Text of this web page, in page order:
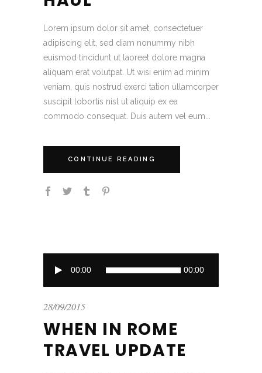
Lorem ipsum dolor sit amet, consectetuer
adipiscing elit, sed diam nonummy nibh
euismod tincidunt ut laoreet dolore magna
aliquam erat volutpat. Ut wisi enim ad minim
veniam, quis nostrud exerci tation ullamcorper
suscipit lobortis nisl ut aliquip ex ea
commodo consequat. Duis autem vel eum...
CONTINUE READING
Player
00:00 00:00
28/09/2015
WHEN IN ROME
TRAVEL UPDATE